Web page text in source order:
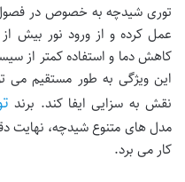
توری شیدچه به خصوص در
عمل کرده و از ورود نور بیش
کاهش دما و استفاده کمتر از
این ویژگی به طور مستقیم می
نقش به سزایی ایفا کند. برند
مدل های متنوع شیدچه، نهایت
کار می برد.